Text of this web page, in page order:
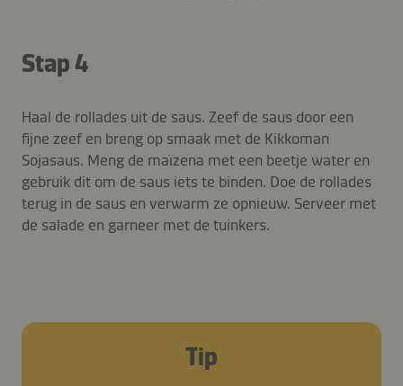
Stap 4
Haal de rollades uit de saus. Zeef de saus door een
fijne zeef en breng op smaak met de Kikkoman
Sojasaus. Meng de maïzena met een beetje water en
gebruik dit om de saus iets te binden. Doe de rollades
terug in de saus en verwarm ze opnieuw. Serveer met
de salade en garneer met de tuinkers.
Tip